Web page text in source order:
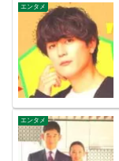
エンタメ
エンタメ